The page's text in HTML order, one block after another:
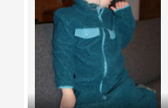
OUTLET